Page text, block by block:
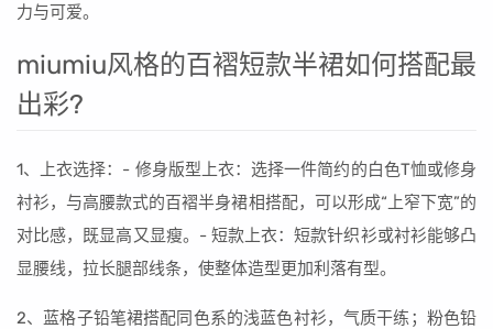
力与可爱。
miumiu风格的百褶短款半裙如何搭配最
出彩?
1、上衣选择：- 修身版型上衣：选择一件简约的白色T恤或修身
衬衫，与高腰款式的百褶半身裙相搭配，可以形成“上窄下宽”的
对比感，既显高又显瘦。- 短款上衣：短款针织衫或衬衫能够凸
显腰线，拉长腿部线条，使整体造型更加利落有型。
2、蓝格子铅笔裙搭配同色系的浅蓝色衬衫，气质干练；粉色铅